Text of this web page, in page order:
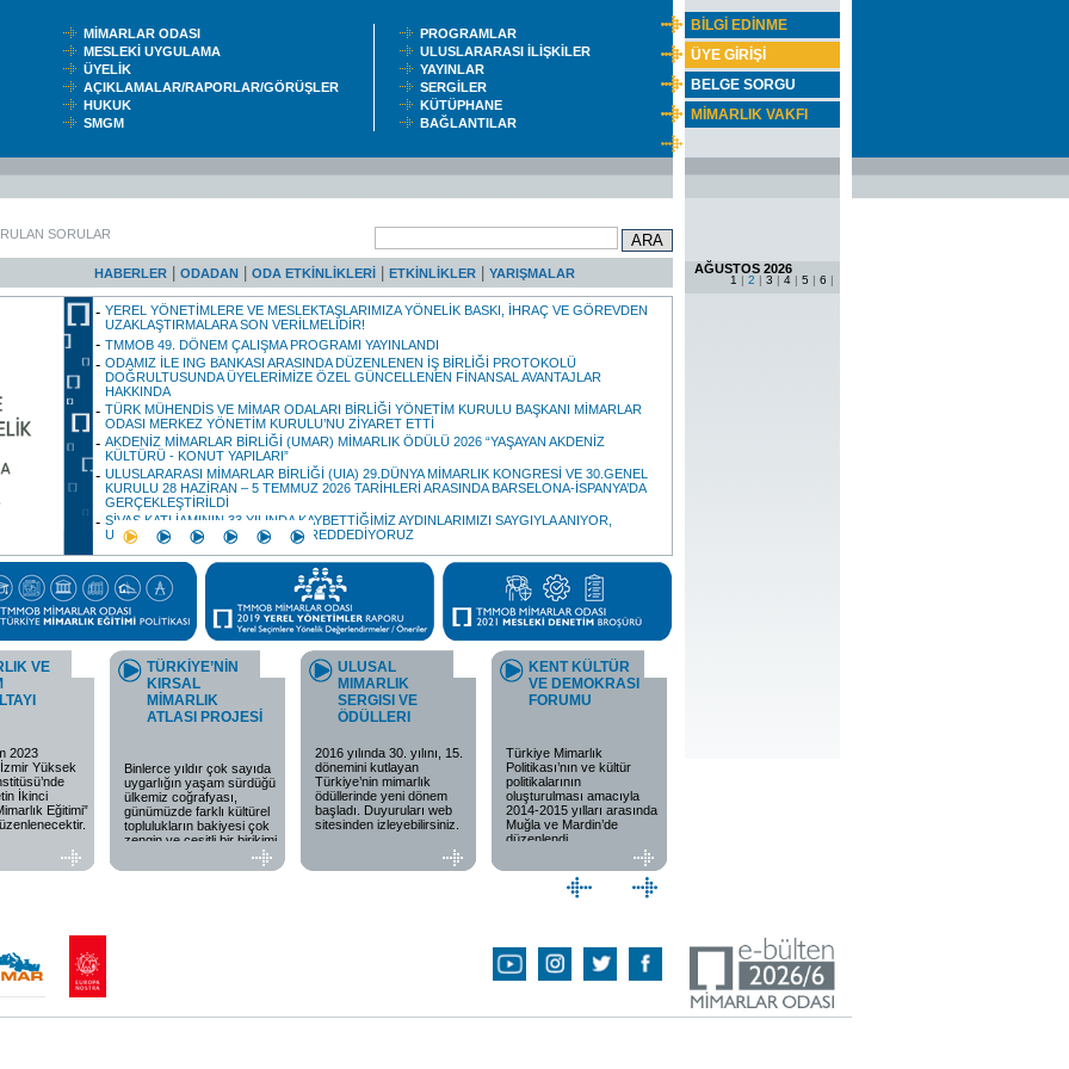
BİLGİ EDİNME
ÜYE GİRİŞİ
BELGE SORGU
MİMARLIK VAKFI
AĞUSTOS 2026
1 | 2 | 3 | 4 | 5 | 6 |
MİMARLAR ODASI
MESLEKİ UYGULAMA
ÜYELİK
AÇIKLAMALAR/RAPORLAR/GÖRÜŞLER
HUKUK
SMGM
PROGRAMLAR
ULUSLARARASI İLİŞKİLER
YAYINLAR
SERGİLER
KÜTÜPHANE
BAĞLANTILAR
SORULAR
HABERLER | ODADAN | ODA ETKİNLİKLERİ | ETKİNLİKLER | YARIŞMALAR
YEREL YÖNETİMLERE VE MESLEKTAŞLARIMIZA YÖNELİK BASKI, İHRAÇ VE GÖREVDEN
UZAKLAŞTIRMALARA SON VERİLMELİDİR!
TMMOB 49. DÖNEM ÇALIŞMA PROGRAMI YAYINLANDI
ODAMIZ İLE ING BANKASI ARASINDA DÜZENLENEN İŞ BİRLİĞİ PROTOKOLÜ
DOĞRULTUSUNDA ÜYELERİMİZE ÖZEL GÜNCELLENEN FİNANSAL AVANTAJLAR
HAKKINDA
TÜRK MÜHENDİS VE MİMAR ODALARI BİRLİĞİ YÖNETİM KURULU BAŞKANI MİMARLAR
ODASI MERKEZ YÖNETİM KURULU’NU ZİYARET ETTİ
AKDENİZ MİMARLAR BİRLİĞİ (UMAR) MİMARLIK ÖDÜLÜ 2026 “YAŞAYAN AKDENİZ
KÜLTÜRÜ - KONUT YAPILARI”
ULUSLARARASI MİMARLAR BİRLİĞİ (UIA) 29.DÜNYA MİMARLIK KONGRESİ VE 30.GENEL
KURULU 28 HAZİRAN – 5 TEMMUZ 2026 TARİHLERİ ARASINDA BARSELONA-İSPANYA’DA
GERÇEKLEŞTİRİLDİ
SİVAS KATLİAMININ 33.YILINDA KAYBETTİĞİMİZ AYDINLARIMIZI SAYGIYLA ANIYOR,
UYGARLAŞMA KARŞITI ANLAYIŞI REDDEDİYORUZ
VE
2023
Yüksek
İkinci
Eğitimi”
TÜRKİYE’NİN
KIRSAL
MİMARLIK
ATLASI PROJESİ
Binlerce yıldır çok sayıda
uygarlığın yaşam sürdüğü
ülkemiz coğrafyası,
günümüzde farklı kültürel
toplulukların bakiyesi çok
zengin ve çeşitli bir birikimi
barındırmaktadır. TMMOB
Mimarlar Odası olarak bu
ULUSAL
MIMARLIK
SERGISI VE
ÖDÜLLERI
2016 yılında 30. yılını, 15.
dönemini kutlayan
Türkiye’nin mimarlık
ödüllerinde yeni dönem
başladı. Duyuruları web
sitesinden izleyebilirsiniz.
KENT KÜLTÜR
VE DEMOKRASI
FORUMU
Türkiye Mimarlık
Politikası’nın ve kültür
politikalarının
oluşturulması amacıyla
2014-2015 yılları arasında
Muğla ve Mardin’de
düzenlendi.